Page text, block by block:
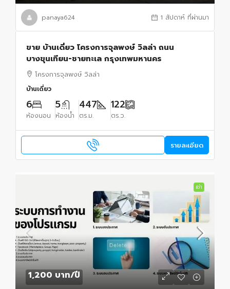
panaya624 1 สัปดาห์ ที่ผ่านมา
ขาย บ้านเดี่ยว โครงการจุลพงษ์ วิลล่า ถนน
บางขุนเทียน-ชายทะเล กรุงเทพมหานคร
โครงการจุลพงษ์ วิลล่า
บ้านเดี่ยว
6
ห้องนอน
5
ห้องน้ำ
447
ตร.ม.
122
ตร.ว.
รายละเอียด
เช่า
1,200 บาท/ปี